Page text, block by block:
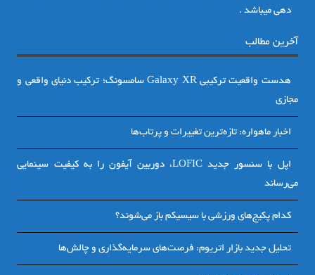
دهی میباشد .
آخرین مطالب
هدست واقعیت ترکیبی Galaxy XR سامسونگ؛ ترکیب دنیای واقعی و
مجازی
اخبار ماهواره: تازه‌ترین تغییرات و پرتاب‌ها
اپل با سنسور جدید LOFIC، دوربین آیفون را به کیفیت سینمایی
می‌رساند
کدام پکیج‌های ورزشی با سیسیکم باز می‌شوند؟
تحلیل جدید بازار اتریوم: فرصت‌های سرمایه‌گذاری و چالش‌ها